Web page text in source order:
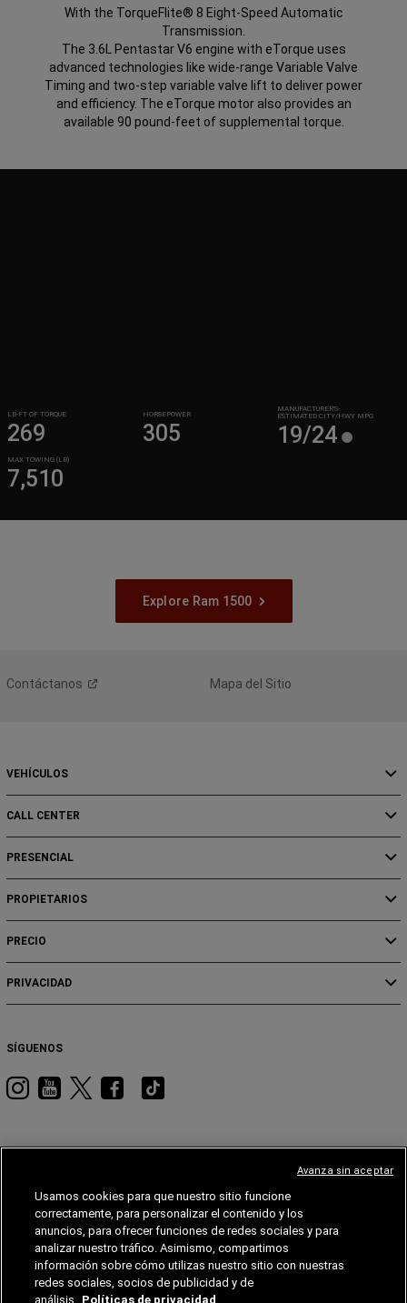
With the TorqueFlite® 8 Eight-Speed Automatic
Transmission.
The 3.6L Pentastar V6 engine with eTorque uses
advanced technologies like wide-range Variable Valve
Timing and two-step variable valve lift to deliver power
and efficiency. The eTorque motor also provides an
available 90 pound-feet of supplemental torque.
LB-FT OF TORQUE
269
HORSEPOWER
305
MANUFACTURER’S-
ESTIMATED CITY/HWY MPG
19/24
MAX TOWING (LB)
7,510
Explore Ram 1500
Contáctanos Mapa del Sitio
VEHÍCULOS
CALL CENTER
PRESENCIAL
PROPIETARIOS
PRECIO
PRIVACIDAD
SÍGUENOS
Visita
Instagram
Visita
YouTube
Visita
Twitter
Visita
Facebook
Visita
Tiktok
STELLANTIS MOPAR®
ROMEO y FIAT son marcas registradas de FCA Group Marketing S.p.A. y se usan con permiso.
RAM se reserva el derecho de efectuar cambios en las especificaciones, equipamientos,
Usamos cookies para que nuestro sitio funcione
correctamente, para personalizar el contenido y los
anuncios, para ofrecer funciones de redes sociales y para
analizar nuestro tráfico. Asimismo, compartimos
información sobre cómo utilizas nuestro sitio con nuestras
redes sociales, socios de publicidad y de
análisis.
Políticas de privacidad
Avanza sin aceptar